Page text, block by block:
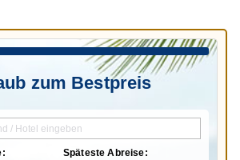
zum Bestpreis
Späteste Abreise: